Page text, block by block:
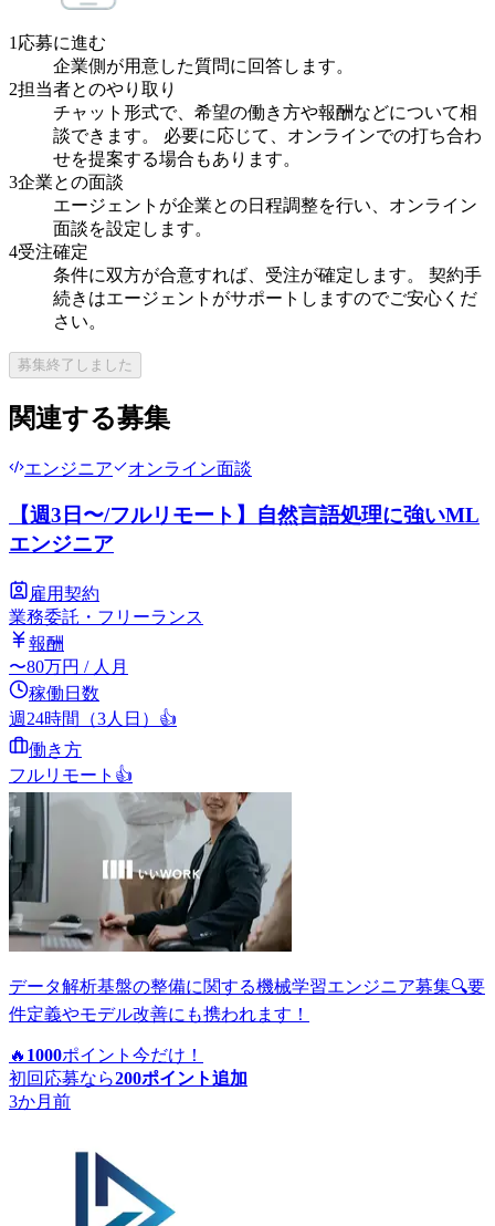
1 応募に進む
企業側が用意した質問に回答します。
2担当者とのやり取り
チャット形式で、希望の働き方や報酬などについて相
談できます。 必要に応じて、オンラインでの打ち合わ
せを提案する場合もあります。
3企業との面談
エージェントが企業との日程調整を行い、オンライン
面談を設定します。
4受注確定
条件に双方が合意すれば、受注が確定します。 契約手
続きはエージェントがサポートしますのでご安心くだ
さい。
募集終了しました
関連する募集
エンジニア オンライン面談
【週3日〜/フルリモート】自然言語処理に強いML
エンジニア
雇用契約
業務委託・フリーランス
報酬
〜80万円 / 人月
稼働日数
週24時間（3人日） 👍
働き方
フルリモート 👍
データ解析基盤の整備に関する機械学習エンジニア募集🔍要
件定義やモデル改善にも携われます！
🔥 1000ポイント 今だけ！
初回応募なら200ポイント追加
3か月前